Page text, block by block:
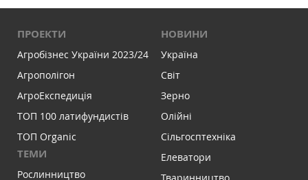
ПРОЕКТИ
Агробізнес України 2023/24
Агрополігон
АгроЕкспедиція
ТОП 100 латифундистів
ТОП Organic
ТЕМИ
Рослинництво
НОВИНИ
Україна
Світ
Зерно
Олійні
Сільгосптехніка
Елеватори